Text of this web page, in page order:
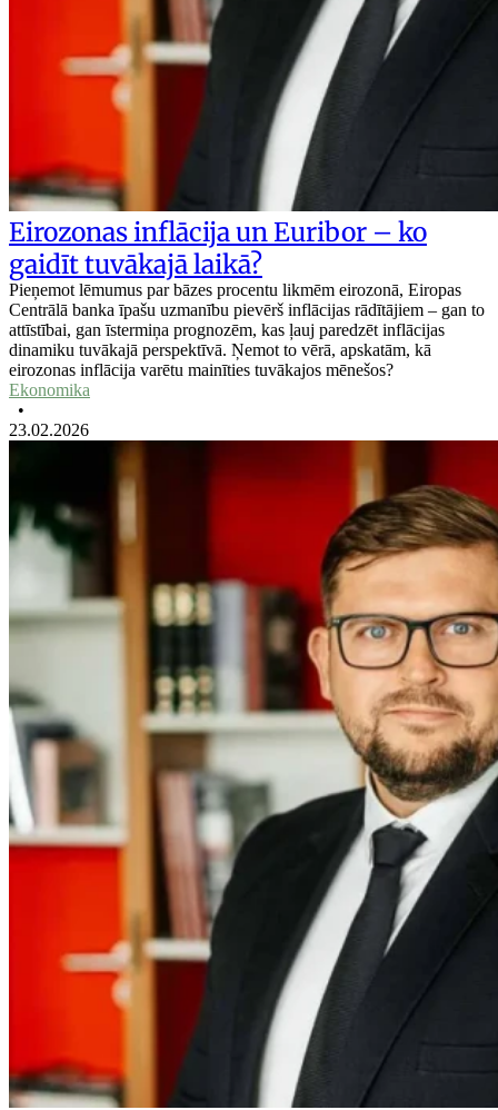
Eirozonas inflācija un Euribor – ko
gaidīt tuvākajā laikā?
Pieņemot lēmumus par bāzes procentu likmēm eirozonā, Eiropas
Centrālā banka īpašu uzmanību pievērš inflācijas rādītājiem – gan to
attīstībai, gan īstermiņa prognozēm, kas ļauj paredzēt inflācijas
dinamiku tuvākajā perspektīvā. Ņemot to vērā, apskatām, kā
eirozonas inflācija varētu mainīties tuvākajos mēnešos?
Ekonomika
•
23.02.2026